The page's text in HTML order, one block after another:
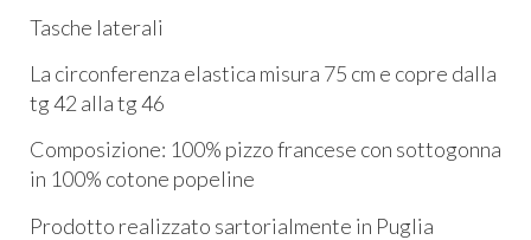
Tasche laterali
La circonferenza elastica misura 75 cm e copre dalla
tg 42 alla tg 46
Composizione: 100% pizzo francese con sottogonna
in 100% cotone popeline
Prodotto realizzato sartorialmente in Puglia